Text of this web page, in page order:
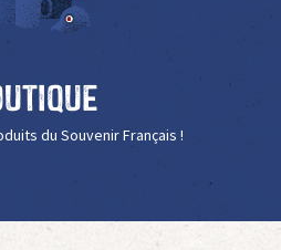
du Souvenir Français !